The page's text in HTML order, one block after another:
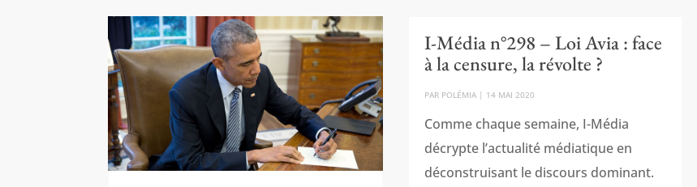
I-Média n°298 – Loi Avia : face
à la censure, la révolte ?
PAR POLÉMIA| 14 MAI 2020
Comme chaque semaine, I-Média
décrypte l’actualité médiatique en
déconstruisant le discours dominant.